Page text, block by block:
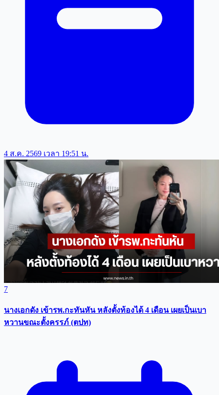
4 ส.ค. 2569 เวลา 19:51 น.
7
นางเอกดัง เข้ารพ.กะทันหัน หลังตั้งท้องได้ 4 เดือน เผยเป็นเบา
หวานขณะตั้งครรภ์ (ตปท)